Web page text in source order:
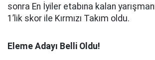
sonra En İyiler etabına kalan
1’lik skor ile Kırmızı Takım oldu.
Eleme Adayı Belli Oldu!